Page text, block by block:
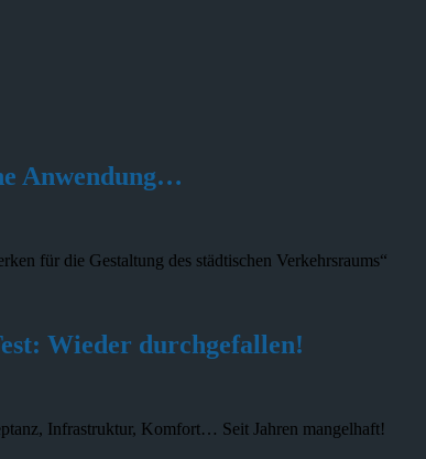
Anwendung…
für die Gestaltung des städtischen Verkehrsraums“
Wieder durchgefallen!
Infrastruktur, Komfort… Seit Jahren mangelhaft!